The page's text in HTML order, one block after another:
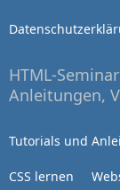
HTML-
Anleitungen,
Tutorials und
CSS lernen